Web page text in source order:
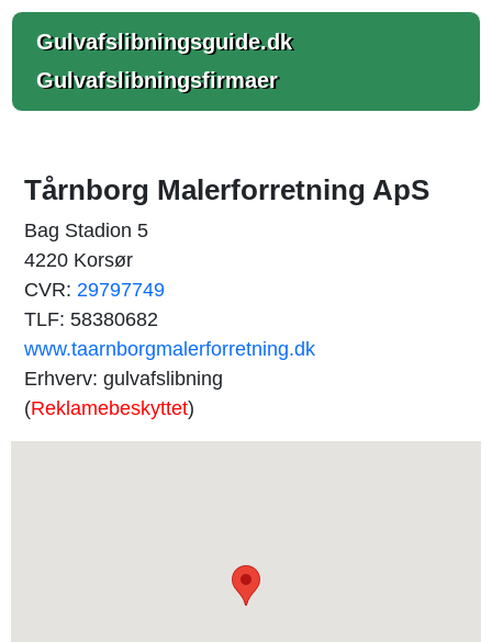
Gulvafslibningsguide.dk
Gulvafslibningsfirmaer
Tårnborg Malerforretning ApS
Bag Stadion 5
4220 Korsør
CVR: 29797749
TLF: 58380682
www.taarnborgmalerforretning.dk
Erhverv: gulvafslibning
(Reklamebeskyttet)